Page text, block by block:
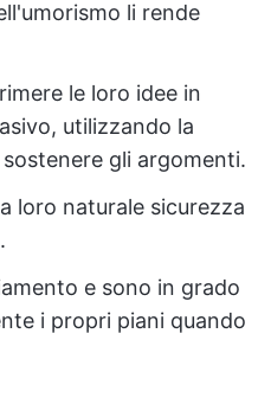
li rende
le loro idee in
utilizzando la
gli argomenti.
loro naturale sicurezza
e sono in grado
i propri piani quando